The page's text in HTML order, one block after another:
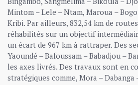
Mintom – Lele – Ntam, Maroua –
Kribi. Par ailleurs, 832,54 km de
réhabilités sur un objectif
un écart de 967 km à rattraper. Des
Yaoundé – Bafoussam – Babadjou –
les axes livrés. Des travaux sont en
stratégiques comme, Mora – Dabanga